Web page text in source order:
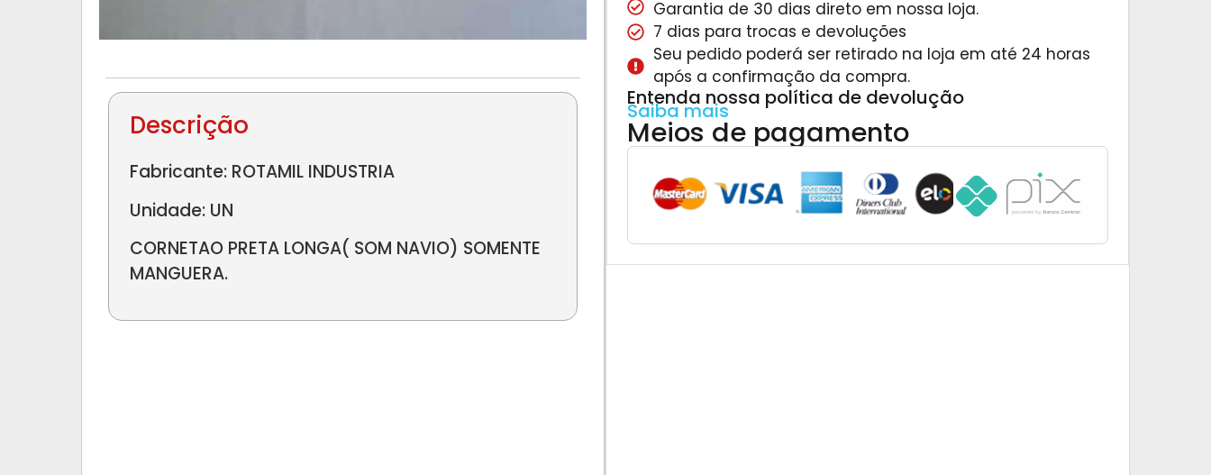
Descrição
Fabricante: ROTAMIL INDUSTRIA
Unidade: UN
CORNETAO PRETA LONGA( SOM NAVIO) SOMENTE
MANGUERA.
Garantia de 30 dias direto em nossa loja.
7 dias para trocas e devoluções
Seu pedido poderá ser retirado na loja em até 24 horas
após a confirmação da compra.
Entenda nossa política de devolução
Saiba mais
Meios de pagamento